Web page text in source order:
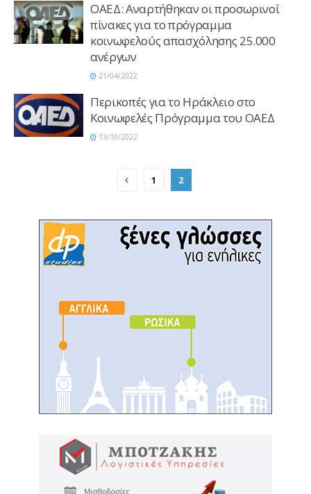
ΟΑΕΔ: Αναρτήθηκαν οι προσωρινοί
πίνακες για το πρόγραμμα
κοινωφελούς απασχόλησης 25.000
ανέργων
21/04/2022
Περικοπές για το Ηράκλειο στο
Κοινωφελές Πρόγραμμα του ΟΑΕΔ
13/10/2022
1 2